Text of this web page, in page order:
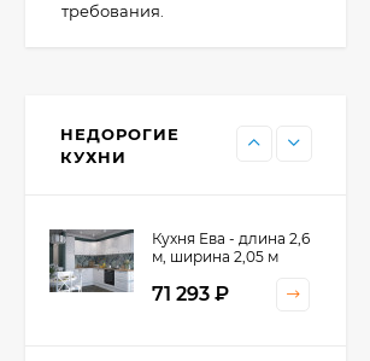
требования.
НЕДОРОГИЕ
КУХНИ
11 476
Кухня Ева - длина 2,6
м, ширина 2,05 м
71 293 ₽